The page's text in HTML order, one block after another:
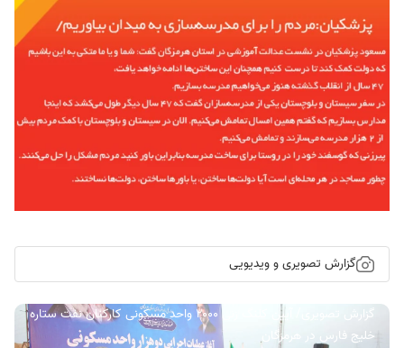
گزارش تصویری و ویدیویی
گزارش تصویری/ آیین کلنگ زنی ۲۰۰۰ واحد مسکونی کارکنان نفت ستاره
خلیج فارس در هرمزگان